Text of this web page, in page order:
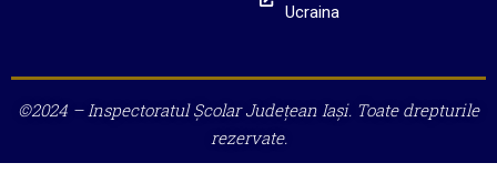
Ucraina
©2024 – Inspectoratul Școlar Județean Iași. Toate drepturile
rezervate.